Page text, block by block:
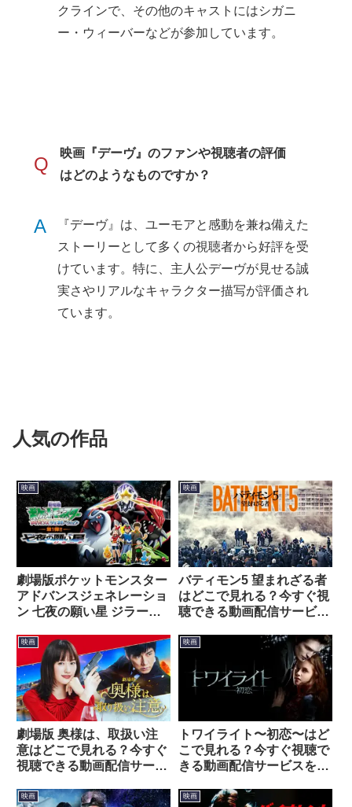
クラインで、その他のキャストにはシガニ
ー・ウィーバーなどが参加しています。
Q
映画『デーヴ』のファンや視聴者の評価
はどのようなものですか？
A
『デーヴ』は、ユーモアと感動を兼ね備えた
ストーリーとして多くの視聴者から好評を受
けています。特に、主人公デーヴが見せる誠
実さやリアルなキャラクター描写が評価され
ています。
人気の作品
映画
劇場版ポケットモンスター
アドバンスジェネレーショ
ン 七夜の願い星 ジラーチ
聴できる動画配信サービス
を紹介！
映画
バティモン5 望まれざる者
はどこで見れる？今すぐ視
聴できる動画配信サービス
映画
劇場版 奥様は、取扱い注
意はどこで見れる？今すぐ
視聴できる動画配信サービ
映画
トワイライト〜初恋〜はど
こで見れる？今すぐ視聴で
きる動画配信サービスを紹
映画 映画